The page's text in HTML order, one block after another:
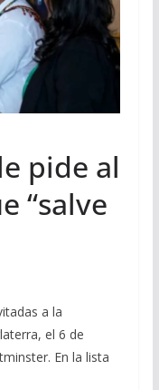
pide al
“salve
a la
el 6 de
En la lista